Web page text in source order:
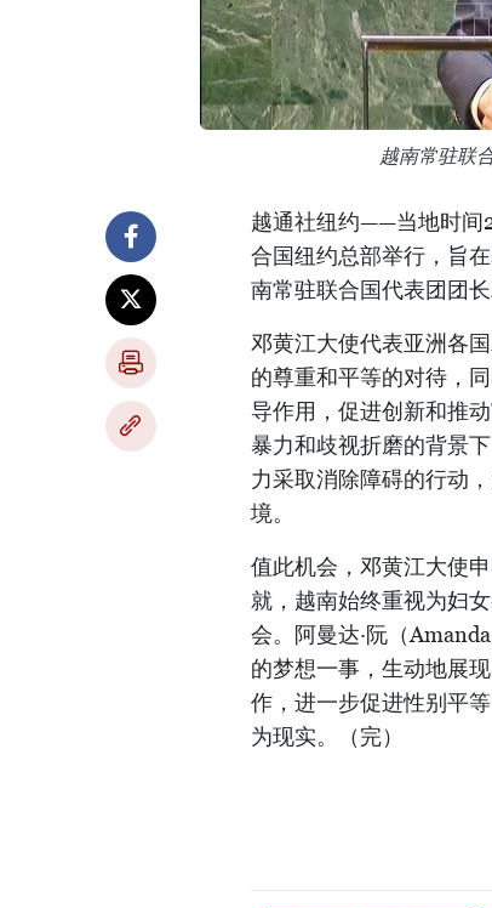
越南常驻联
越通社纽约——当地时间
合国纽约总部举行，旨
南常驻联合国代表团团
邓黄江大使代表亚洲各
的尊重和平等的对待，
导作用，促进创新和推
暴力和歧视折磨的背景
力采取消除障碍的行动
境。
值此机会，邓黄江大使
就，越南始终重视为妇
会。阿曼达·阮（
的梦想一事，生动地展
作，进一步促进性别平
为现实。（完）